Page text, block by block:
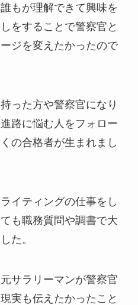
もが理解できて興味を
をすることで警察官と
ジを変えたかったので
った方や警察官になり
路に悩む人をフォロー
の合格者が生まれまし
イティングの仕事をし
も職務質問や調書で大
た。
サラリーマンが警察官
実も伝えたかったこと